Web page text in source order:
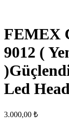
FEMEX
9012 (
Led
3.000,00 ₺